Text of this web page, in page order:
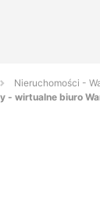
Nieruchomości -
- wirtualne biuro